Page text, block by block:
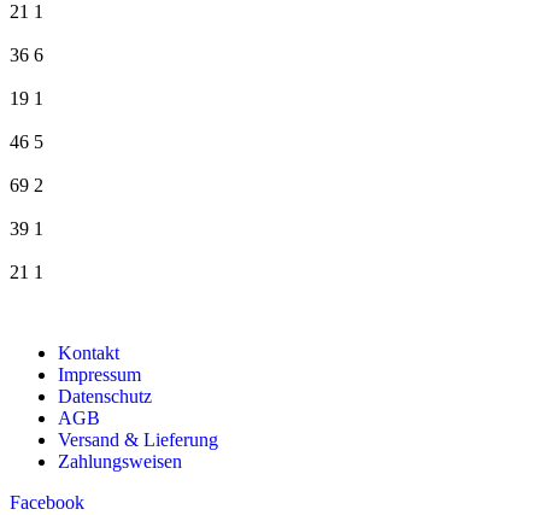
21 1
36 6
19 1
46 5
69 2
39 1
21 1
Kontakt
Impressum
Datenschutz
AGB
Versand & Lieferung
Zahlungsweisen
Facebook